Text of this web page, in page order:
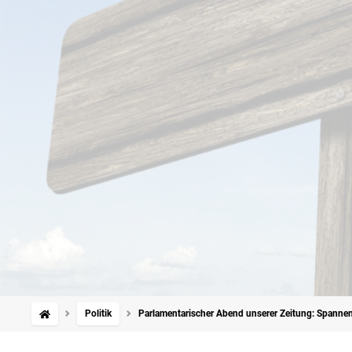
Politik Parlamentarischer Abend unserer Zeitung: